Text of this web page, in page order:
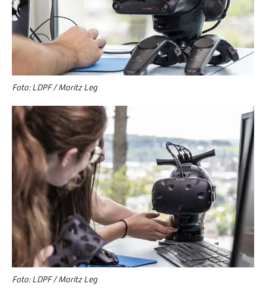
Foto: LDPF / Moritz Leg
Foto: LDPF / Moritz Leg